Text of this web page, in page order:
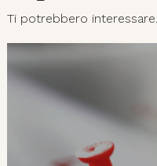
Ti potrebbero